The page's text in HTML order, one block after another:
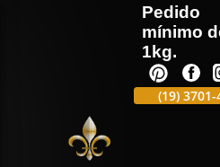
Pedido
mínimo
1kg.
(19) 3701-